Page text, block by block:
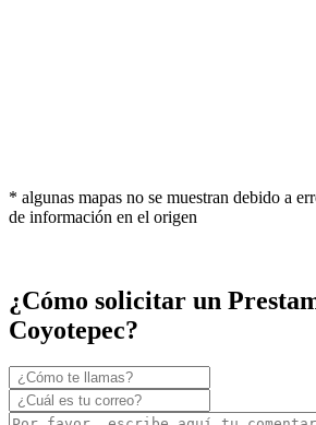
* algunas mapas no se muestran debido a
de información en el origen
¿Cómo solicitar un
Coyotepec?